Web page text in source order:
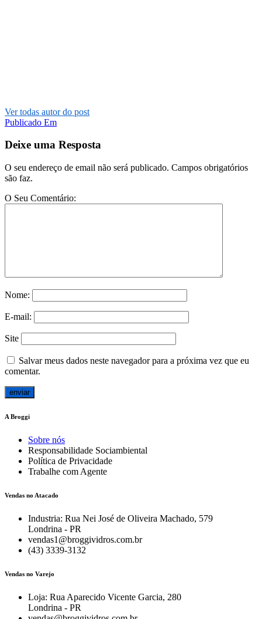
Ver todas autor do post
Post
Publicado Em
Deixe uma Resposta
O seu endereço de email não será publicado. Campos obrigatórios
são faz.
O Seu Comentário:
Nome:
E-mail:
Site
Salvar meus dados neste navegador para a próxima vez que eu
comentar.
A Broggi
Sobre nós
Responsabilidade Sociambiental
Política de Privacidade
Trabalhe com Agente
Vendas no Atacado
Industria: Rua Nei José de Oliveira Machado, 579
Londrina - PR
vendas1@broggividros.com.br
(43) 3339-3132
Vendas no Varejo
Loja: Rua Aparecido Vicente Garcia, 280
Londrina - PR